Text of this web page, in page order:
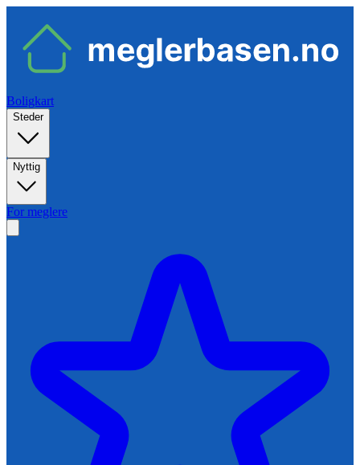
Boligkart
Steder
Nyttig
For meglere